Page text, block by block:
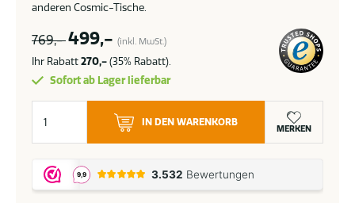
anderen Cosmic-Tische.
769,- 499,- (inkl. MwSt.)
Ihr Rabatt270,-(35% Rabatt).
Sofort ab Lager lieferbar
Seasons
Outdoor
Cosmic
Couchtisch
IN DEN WARENKORB
MERKEN